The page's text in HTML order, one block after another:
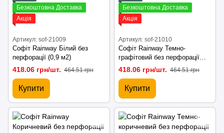
Безкоштовна Доставка
Акція
Артикул: sof-21009
Софіт Rainway Білий без
перфорації (0,9 м2)
418.06 грн/шт. 464.51 грн
Купити
Безкоштовна Доставка
Акція
Артикул: sof-21010
Софіт Rainway Темно-
графітовий без перфорації
(0,9 м2)
418.06 грн/шт. 464.51 грн
Купити